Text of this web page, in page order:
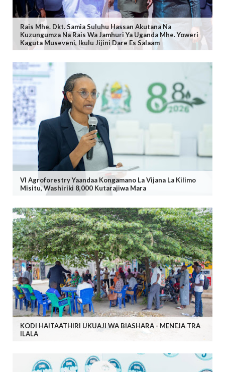
Rais Mhe. Dkt. Samia Suluhu Hassan Akutana Na
Kuzungumza Na Rais Wa Jamhuri Ya Uganda Mhe. Yoweri
Kaguta Museveni, Ikulu Jijini Dare Es Salaam
VI Agroforestry Yaandaa Kongamano La Vijana La Kilimo
Misitu, Washiriki 8,000 Kutarajiwa Mara
KODI HAITAATHIRI UKUAJI WA BIASHARA - MENEJA TRA
ILALA